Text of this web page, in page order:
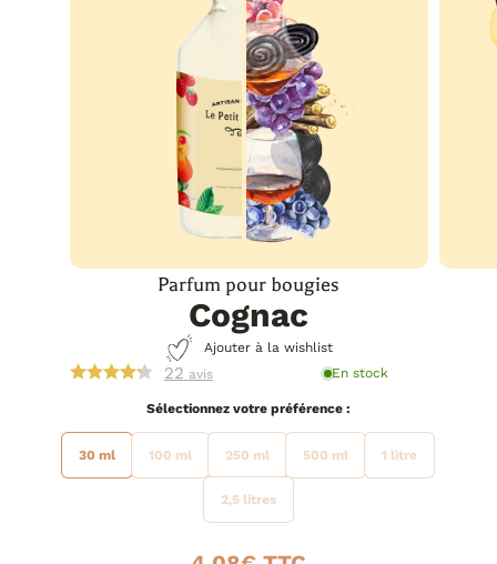
Parfum pour bougies
Cognac
Ajouter à la wishlist
22 avis En stock
préférence
30 ml 100 ml 250 ml 500 ml 1 litre
2,5 litres